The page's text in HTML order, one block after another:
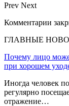
Prev Next
Комментарии
ГЛАВНЫЕ
Почему лицо
при хорошем
Иногда человек
регулярно
отражение…